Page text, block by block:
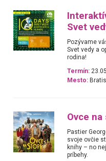
Svet
Pozývame
Svet vedy a
rodina!
Termín:
Mesto:
Ovce
Pastier
svoje ovčie
knihy – no
príbehy.